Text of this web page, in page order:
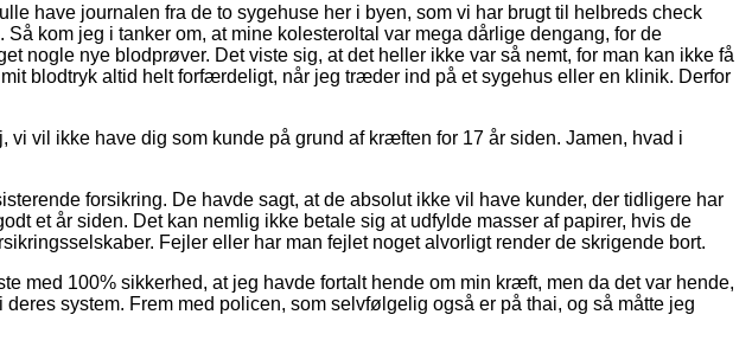
have journalen fra de to sygehuse her i byen, som vi har brugt til helbreds check
kom jeg i tanker om, at mine kolesteroltal var mega dårlige dengang, for de
nogle nye blodprøver. Det viste sig, at det heller ikke var så nemt, for man kan ikke få
blodtryk altid helt forfærdeligt, når jeg træder ind på et sygehus eller en klinik. Derfor
vil ikke have dig som kunde på grund af kræften for 17 år siden. Jamen, hvad i
forsikring. De havde sagt, at de absolut ikke vil have kunder, der tidligere har
et år siden. Det kan nemlig ikke betale sig at udfylde masser af papirer, hvis de
Fejler eller har man fejlet noget alvorligt render de skrigende bort.
med 100% sikkerhed, at jeg havde fortalt hende om min kræft, men da det var hende,
system. Frem med policen, som selvfølgelig også er på thai, og så måtte jeg